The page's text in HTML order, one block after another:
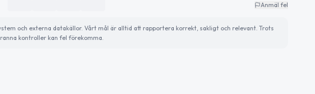
Anmäl fel
och externa datakällor. Vårt mål är alltid att rapportera korrekt, sakligt och relevant. Trots
kontroller kan fel förekomma.